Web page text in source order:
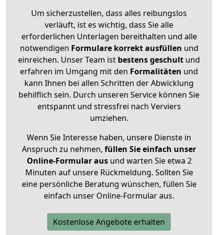
Um sicherzustellen, dass alles reibungslos
verläuft, ist es wichtig, dass Sie alle
erforderlichen Unterlagen bereithalten und alle
notwendigen Formulare korrekt ausfüllen und
einreichen. Unser Team ist bestens geschult und
erfahren im Umgang mit den Formalitäten und
kann Ihnen bei allen Schritten der Abwicklung
behilflich sein. Durch unseren Service können Sie
entspannt und stressfrei nach Verviers
umziehen.
Wenn Sie Interesse haben, unsere Dienste in
Anspruch zu nehmen, füllen Sie einfach unser
Online-Formular ausund warten Sie etwa 2
Minuten auf unsere Rückmeldung. Sollten Sie
eine persönliche Beratung wünschen, füllen Sie
einfach unser Online-Formular aus.
Kostenlose Angebote erhalten